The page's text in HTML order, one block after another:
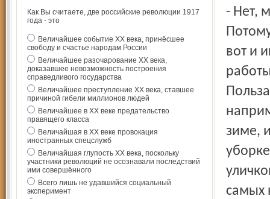
Как Вы считаете, две российские революции 1917
года - это
Величайшее событие ХХ века, принёсшее
свободу и счастье народам России
Величайшее разочарование ХХ века,
доказавшее невозможность построения
справедливого государства
Величайшее преступление ХХ века, ставшее
причиной гибели миллионов людей
Величайшее в ХХ веке предательство
правящего класса
Величайшая в ХХ веке провокация
иностранных спецслужб
Величайшая глупость ХХ века, поскольку
участники революций не осознавали последствий
ими совершённого
Всего лишь не удавшийся социальный
эксперимент
- Нет,
вот и
зиме,
самых